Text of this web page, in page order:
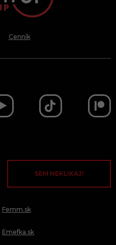
Cenník
SEM NEKLIKAJ!
Femm.sk
Emefka.sk